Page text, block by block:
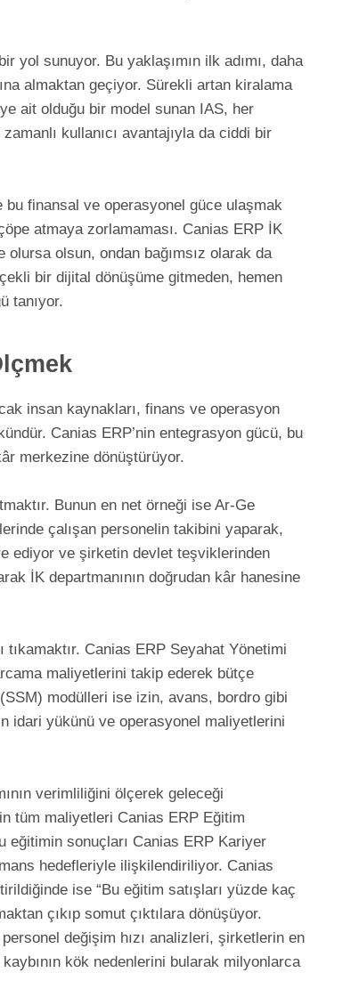
yol sunuyor. Bu yaklaşımın ilk adımı, daha
almaktan geçiyor. Sürekli artan kiralama
ait olduğu bir model sunan IAS, her
kullanıcı avantajıyla da ciddi bir
bu finansal ve operasyonel güce ulaşmak
atmaya zorlamaması. Canias ERP İK
olsun, ondan bağımsız olarak da
bir dijital dönüşüme gitmeden, hemen
tanıyor.
insan kaynakları, finans ve operasyon
Canias ERP’nin entegrasyon gücü, bu
merkezine dönüştürüyor.
Bunun en net örneği ise Ar-Ge
çalışan personelin takibini yaparak,
ediyor ve şirketin devlet teşviklerinden
İK departmanının doğrudan kâr hanesine
tıkamaktır. Canias ERP Seyahat Yönetimi
maliyetlerini takip ederek bütçe
modülleri ise izin, avans, bordro gibi
idari yükünü ve operasyonel maliyetlerini
verimliliğini ölçerek geleceği
tüm maliyetleri Canias ERP Eğitim
eğitimin sonuçları Canias ERP Kariyer
hedefleriyle ilişkilendiriliyor. Canias
ise “Bu eğitim satışları yüzde kaç
çıkıp somut çıktılara dönüşüyor.
değişim hızı analizleri, şirketlerin en
kök nedenlerini bularak milyonlarca